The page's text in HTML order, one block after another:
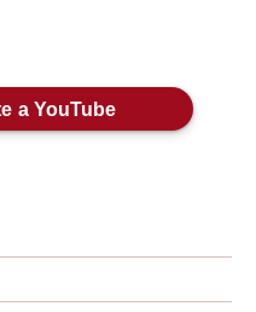
a YouTube